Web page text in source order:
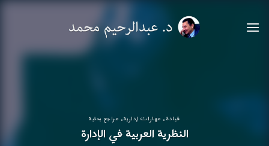
للمحتوى
قيادة، مهارات إدارية، مراجع بحثية
النظرية العربية في الإدارة